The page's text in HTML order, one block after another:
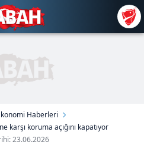
Haberleri
karşı koruma açığını kapatıyor
23.06.2026